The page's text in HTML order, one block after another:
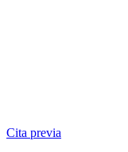
Cita previa